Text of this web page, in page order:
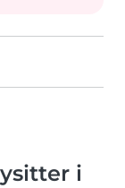
i